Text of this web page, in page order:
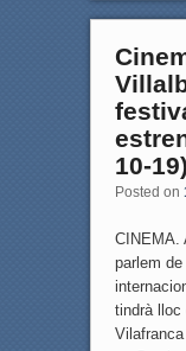
10-19)
Posted on
CINEMA.
parlem
tindrà lloc